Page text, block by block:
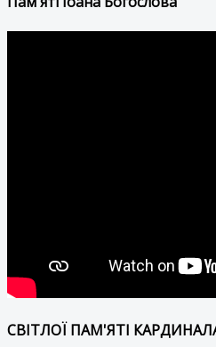
СВІТЛОЇ ПАМ'ЯТІ